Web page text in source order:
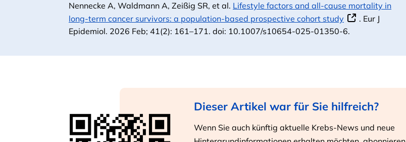
Nennecke A, Waldmann A, Zeißig SR, et al. Lifestyle factors and all-cause mortality in
long-term cancer survivors: a population-based prospective cohort study
. Eur J
Epidemiol. 2026 Feb; 41(2): 161–171. doi: 10.1007/s10654-025-01350-6.
Dieser Artikel war für Sie hilfreich?
Wenn Sie auch künftig aktuelle Krebs-News und neue